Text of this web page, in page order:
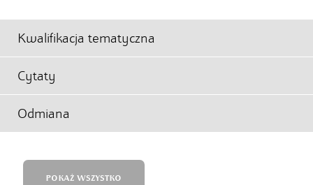
Kwalifikacja tematyczna
Cytaty
Odmiana
POKAŻ WSZYSTKO